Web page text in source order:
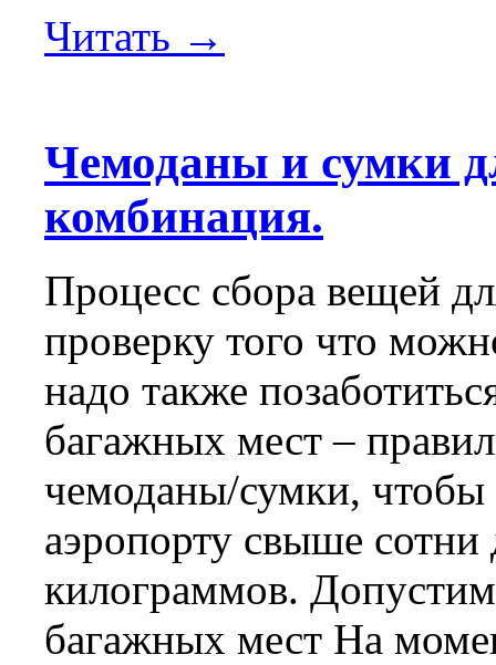
Читать →
Чемоданы и сумки
комбинация.
Процесс сбора вещей
проверку того что
надо также
багажных мест –
чемоданы/сумки, чтобы
аэропорту свыше сотни
килограммов.
багажных мест На